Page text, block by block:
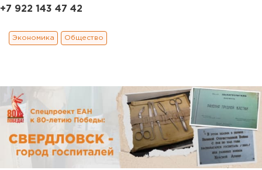
+7 922 143 47 42
Экономика Общество